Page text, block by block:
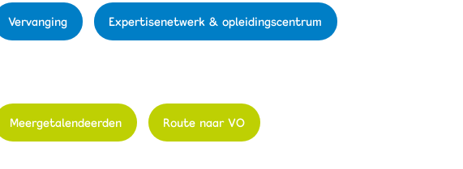
Vervanging Expertisenetwerk & opleidingscentrum
Meergetalendeerden Route naar VO